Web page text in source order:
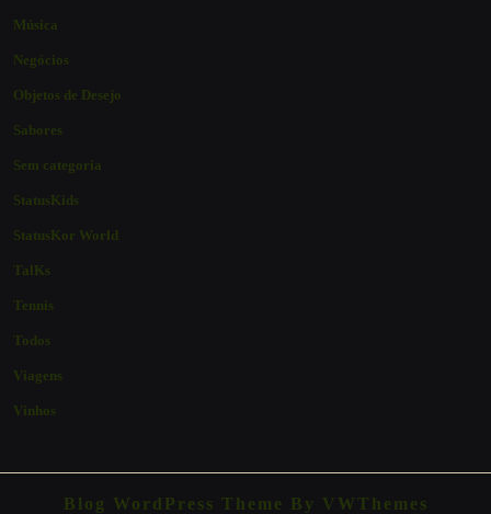
Música
Negócios
Objetos de Desejo
Sabores
Sem categoria
StatusKids
StatusKor World
TalKs
Tennis
Todos
Viagens
Vinhos
Blog WordPress Theme By VWThemes